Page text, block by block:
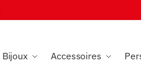
Bijoux Accessoires